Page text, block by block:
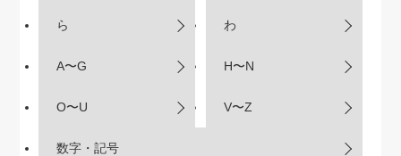
ら わ
A〜G H〜N
O〜U V〜Z
数字・記号